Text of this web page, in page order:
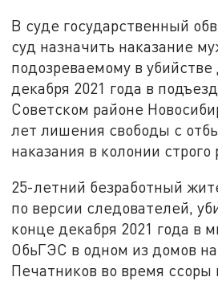
В суде государственный
суд назначить наказание
подозреваемому в
декабря 2021 года в
Советском районе
лет лишения свободы с
наказания в колонии
25-летний безработный
по версии следователей,
конце декабря 2021 года в
ОбьГЭС в одном из домов
Печатников во время ссоры